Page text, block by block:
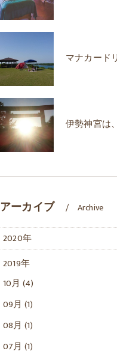
アーカイブ Archive
2020年
2019年
10月 (4)
09月 (1)
08月 (1)
07月 (1)